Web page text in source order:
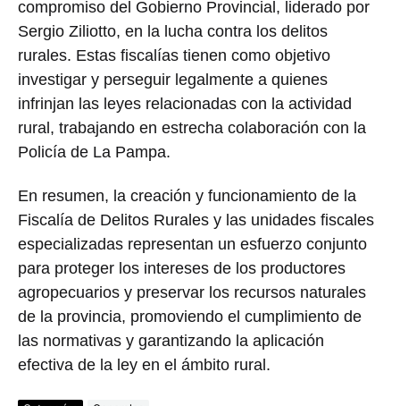
compromiso del Gobierno Provincial, liderado por
Sergio Ziliotto, en la lucha contra los delitos
rurales. Estas fiscalías tienen como objetivo
investigar y perseguir legalmente a quienes
infrinjan las leyes relacionadas con la actividad
rural, trabajando en estrecha colaboración con la
Policía de La Pampa.
En resumen, la creación y funcionamiento de la
Fiscalía de Delitos Rurales y las unidades fiscales
especializadas representan un esfuerzo conjunto
para proteger los intereses de los productores
agropecuarios y preservar los recursos naturales
de la provincia, promoviendo el cumplimiento de
las normativas y garantizando la aplicación
efectiva de la ley en el ámbito rural.